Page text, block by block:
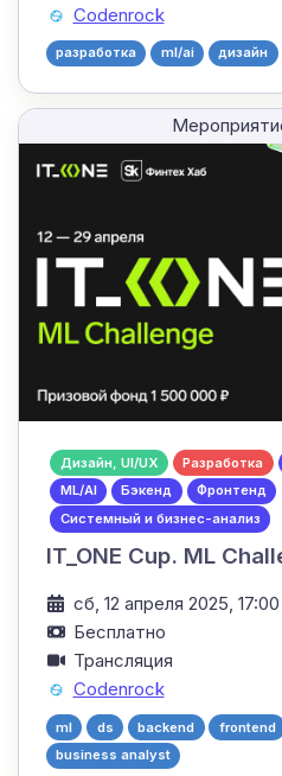
Codenrock
разработка ml/ai дизайн
Дизайн, UI/UX Разработка
ML/AI
Бэкенд
Фронтенд
Системный и бизнес-анализ
IT_ONE Cup. ML
сб, 12 апреля 2025,
Бесплатно
Трансляция
Codenrock
ml ds backend frontend
business analyst